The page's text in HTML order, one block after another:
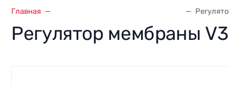
Главная
Регулятор мембраны V3